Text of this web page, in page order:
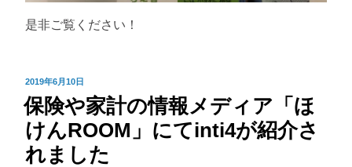
是非ご覧ください！
投
稿
日:
2019年6月10日
保険や家計の情報メディア「ほ
けんROOM」にてinti4が紹介さ
れました